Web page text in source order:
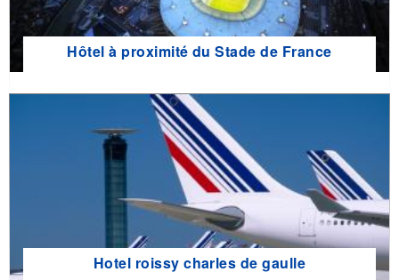
Hôtel à proximité du Stade de France
Hotel roissy charles de gaulle